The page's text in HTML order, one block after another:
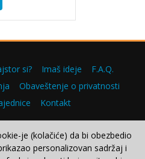
si? Imaš ideje
F.A.Q.
Obaveštenje o privatnosti
Kontakt
© 2000–2026.
je (kolačiće) da bi obezbedio
personalizovan sadržaj i